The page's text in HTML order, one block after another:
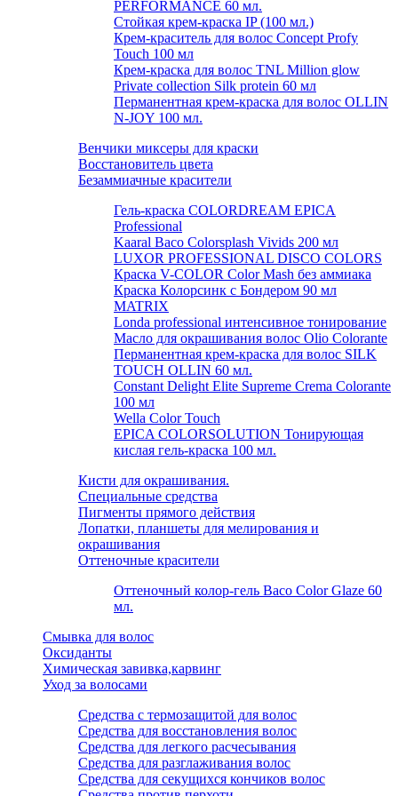
PERFORMANCE 60 мл.
Стойкая крем-краска IP (100 мл.)
Крем-краситель для волос Concept Profy
Touch 100 мл
Крем-краска для волос TNL Million glow
Private collection Silk protein 60 мл
Перманентная крем-краска для волос OLLIN
N-JOY 100 мл.
Венчики миксеры для краски
Восстановитель цвета
Безаммиачные красители
Гель-краска COLORDREAM EPICA
Professional
Kaaral Baco Colorsplash Vivids 200 мл
LUXOR PROFESSIONAL DISCO COLORS
Краска V-COLOR Color Mash без аммиака
Краска Колорсинк с Бондером 90 мл
MATRIX
Londa professional интенсивное тонирование
Масло для окрашивания волос Olio Colorante
Перманентная крем-краска для волос SILK
TOUCH OLLIN 60 мл.
Constant Delight Elite Supreme Crema Colorante
100 мл
Wella Color Touch
EPICA COLORSOLUTION Тонирующая
кислая гель-краска 100 мл.
Кисти для окрашивания.
Специальные средства
Пигменты прямого действия
Лопатки, планшеты для мелирования и
окрашивания
Оттеночные красители
Оттеночный колор-гель Baco Color Glaze 60
мл.
Смывка для волос
Оксиданты
Химическая завивка,карвинг
Уход за волосами
Средства с термозащитой для волос
Средства для восстановления волос
Средства для легкого расчесывания
Средства для разглаживания волос
Средства для секущихся кончиков волос